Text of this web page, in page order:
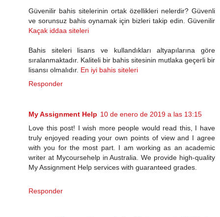
Güvenilir bahis sitelerinin ortak özellikleri nelerdir? Güvenli
ve sorunsuz bahis oynamak için bizleri takip edin. Güvenilir
Kaçak iddaa siteleri
Bahis siteleri lisans ve kullandıkları altyapılarına göre
sıralanmaktadır. Kaliteli bir bahis sitesinin mutlaka geçerli bir
lisansı olmalıdır. En iyi bahis siteleri
Responder
My Assignment Help 10 de enero de 2019 a las 13:15
Love this post! I wish more people would read this, I have
truly enjoyed reading your own points of view and I agree
with you for the most part. I am working as an academic
writer at Mycoursehelp in Australia. We provide high-quality
My Assignment Help services with guaranteed grades.
Responder